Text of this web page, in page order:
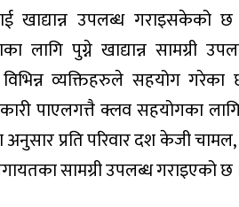
खाद्यान्न उपलब्ध
लागि पुग्ने खाद्यान्न सामग्री
व्यक्तिहरुले सहयोग
पाएलगत्तै क्लव सहयोगका
अनुसार प्रति परिवार दश केजी
सामग्री उपलब्ध गराइएको छ